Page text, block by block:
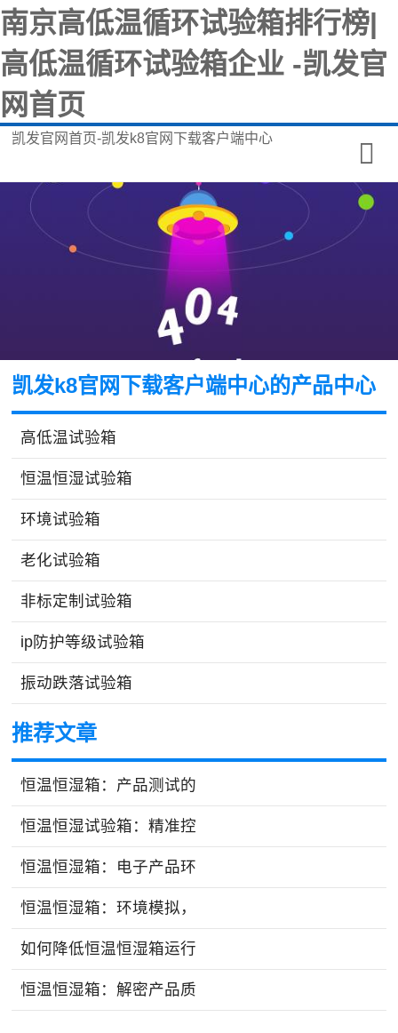
南京高低温循环试验箱排行榜|
高低温循环试验箱企业 -凯发官
网首页
凯发官网首页-凯发k8官网下载客户端中心
凯发k8官网下载客户端中心的产品中心
高低温试验箱
恒温恒湿试验箱
环境试验箱
老化试验箱
非标定制试验箱
ip防护等级试验箱
振动跌落试验箱
推荐文章
恒温恒湿箱：产品测试的
恒温恒湿试验箱：精准控
恒温恒湿箱：电子产品环
恒温恒湿箱：环境模拟，
如何降低恒温恒湿箱运行
恒温恒湿箱：解密产品质